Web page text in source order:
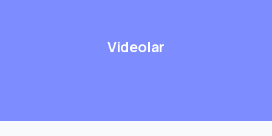
Videolar